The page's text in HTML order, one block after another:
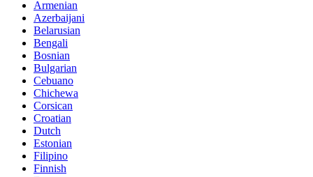
Armenian
Azerbaijani
Belarusian
Bengali
Bosnian
Bulgarian
Cebuano
Chichewa
Corsican
Croatian
Dutch
Estonian
Filipino
Finnish